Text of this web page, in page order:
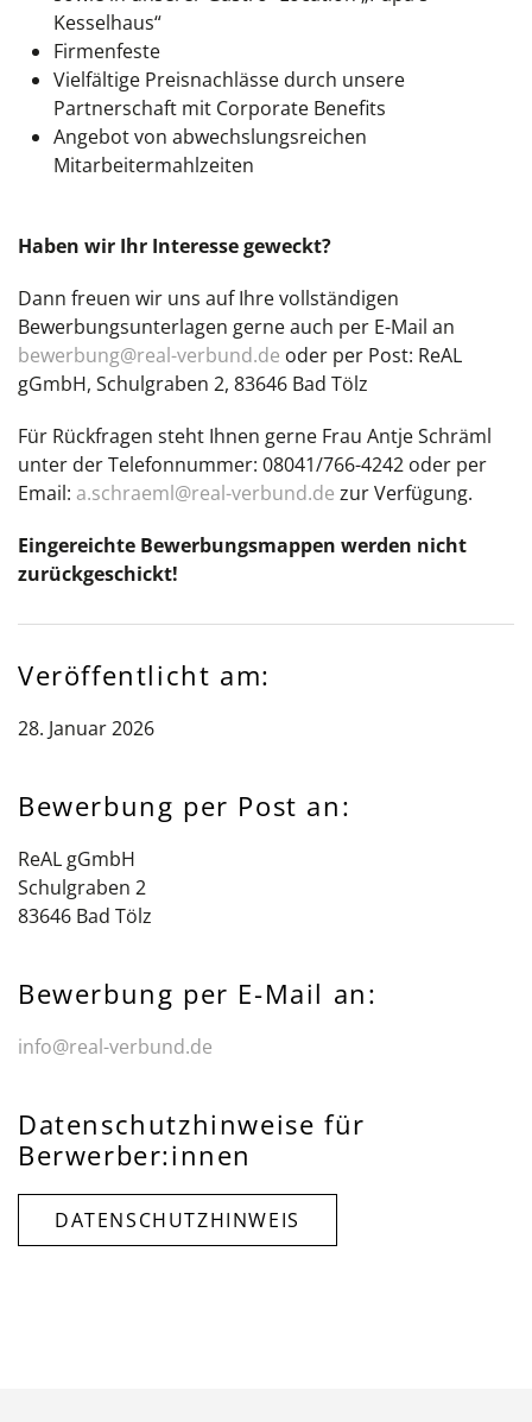
Kesselhaus“
Firmenfeste
Vielfältige Preisnachlässe durch unsere
Partnerschaft mit Corporate Benefits
Angebot von abwechslungsreichen
Mitarbeitermahlzeiten
Haben wir Ihr Interesse geweckt?
Dann freuen wir uns auf Ihre vollständigen
Bewerbungsunterlagen gerne auch per E-Mail an
bewerbung@real-verbund.de oder per Post: ReAL
gGmbH, Schulgraben 2, 83646 Bad Tölz
Für Rückfragen steht Ihnen gerne Frau Antje Schräml
unter der Telefonnummer: 08041/766-4242 oder per
Email: a.schraeml@real-verbund.de zur Verfügung.
Eingereichte Bewerbungsmappen werden nicht
zurückgeschickt!
Veröffentlicht am:
28. Januar 2026
Bewerbung per Post an:
ReAL gGmbH
Schulgraben 2
83646 Bad Tölz
Bewerbung per E-Mail an:
info@real-verbund.de
Datenschutzhinweise für
Berwerber:innen
DATENSCHUTZHINWEIS